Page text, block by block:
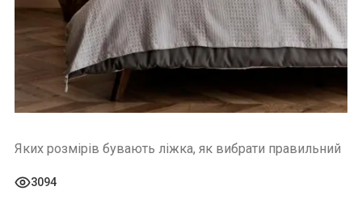
Яких розмірів бувають ліжка, як вибрати правильний
3094